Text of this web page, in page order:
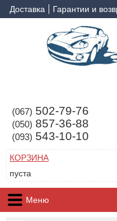
Доставка Гарантии и
(067) 502-79-76
(050) 857-36-88
(093) 543-10-10
КОРЗИНА
пуста
Меню